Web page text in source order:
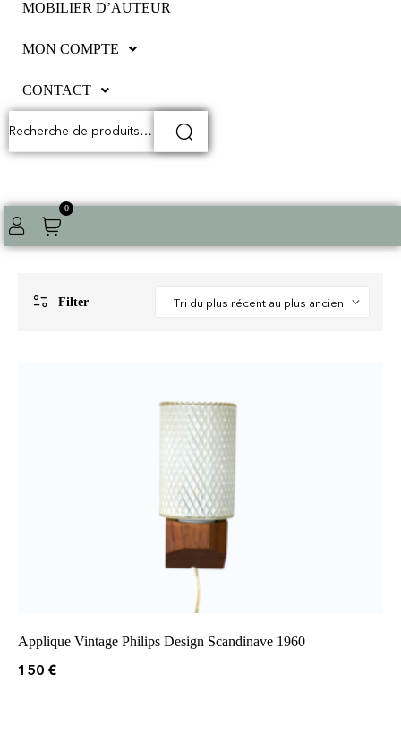
MOBILIER D’AUTEUR
MON COMPTE
CONTACT
0
Filter
Applique Vintage Philips Design Scandinave 1960
150 €